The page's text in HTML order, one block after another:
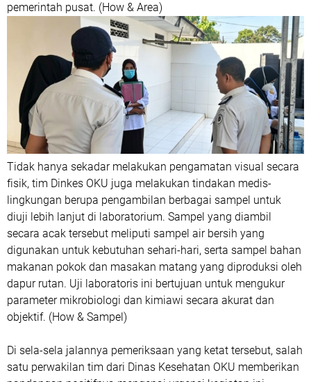
pemerintah pusat. (How & Area)
Tidak hanya sekadar melakukan pengamatan visual secara
fisik, tim Dinkes OKU juga melakukan tindakan medis-
lingkungan berupa pengambilan berbagai sampel untuk
diuji lebih lanjut di laboratorium. Sampel yang diambil
secara acak tersebut meliputi sampel air bersih yang
digunakan untuk kebutuhan sehari-hari, serta sampel bahan
makanan pokok dan masakan matang yang diproduksi oleh
dapur rutan. Uji laboratoris ini bertujuan untuk mengukur
parameter mikrobiologi dan kimiawi secara akurat dan
objektif. (How & Sampel)
​Di sela-sela jalannya pemeriksaan yang ketat tersebut, salah
satu perwakilan tim dari Dinas Kesehatan OKU memberikan